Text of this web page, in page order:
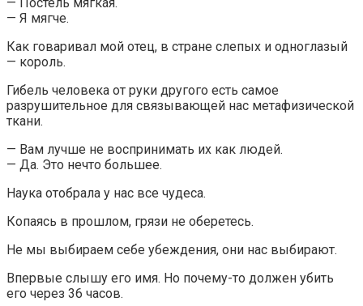
— Я мягче.
Как говаривал мой отец, в стране слепых и одноглазый
— король.
Гибель человека от руки другого есть самое
разрушительное для связывающей нас метафизической
ткани.
— Вам лучше не воспринимать их как людей.
— Да. Это нечто большее.
Наука отобрала у нас все чудеса.
Копаясь в прошлом, грязи не оберетесь.
Не мы выбираем себе убеждения, они нас выбирают.
Впервые слышу его имя. Но почему-то должен убить
его через 36 часов.